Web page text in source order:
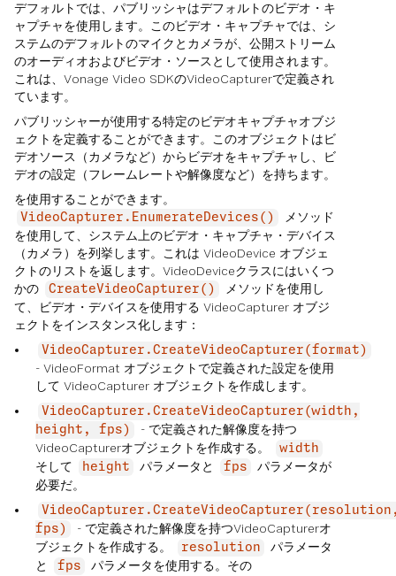
デフォルトでは、パブリッシャはデフォルトのビデオ・キ
ャプチャを使用します。このビデオ・キャプチャでは、シ
ステムのデフォルトのマイクとカメラが、公開ストリーム
のオーディオおよびビデオ・ソースとして使用されます。
これは、Vonage Video SDKのVideoCapturerで定義され
ています。
パブリッシャーが使用する特定のビデオキャプチャオブジ
ェクトを定義することができます。このオブジェクトはビ
デオソース（カメラなど）からビデオをキャプチャし、ビ
デオの設定（フレームレートや解像度など）を持ちます。
を使用することができます。
VideoCapturer.EnumerateDevices()
メソッド
を使用して、システム上のビデオ・キャプチャ・デバイス
（カメラ）を列挙します。これは VideoDevice オブジェ
クトのリストを返します。VideoDeviceクラスにはいくつ
かの
CreateVideoCapturer()
メソッドを使用し
て、ビデオ・デバイスを使用する VideoCapturer オブジ
ェクトをインスタンス化します：
VideoCapturer.CreateVideoCapturer(format)
- VideoFormat オブジェクトで定義された設定を使用
して VideoCapturer オブジェクトを作成します。
VideoCapturer.CreateVideoCapturer(width,
height, fps)
- で定義された解像度を持つ
VideoCapturerオブジェクトを作成する。
width
そして height パラメータと fps
パラメータが
必要だ。
fps)
- で定義された解像度を持つVideoCapturerオ
ブジェクトを作成する。
resolution
パラメータ
と
fps パラメータを使用する。その